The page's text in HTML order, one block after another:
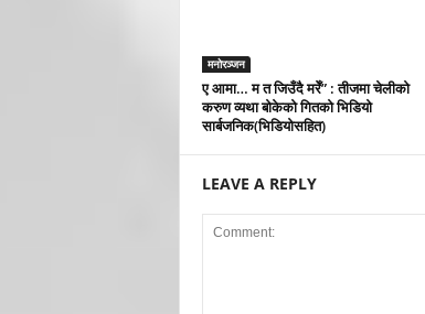
मनोरञ्जन
ए आमा… म त जिउँदै मरेँ” : तीजमा चेलीको
करुण व्यथा बोकेको गितको भिडियो
सार्बजनिक(भिडियोसहित)
LEAVE A REPLY